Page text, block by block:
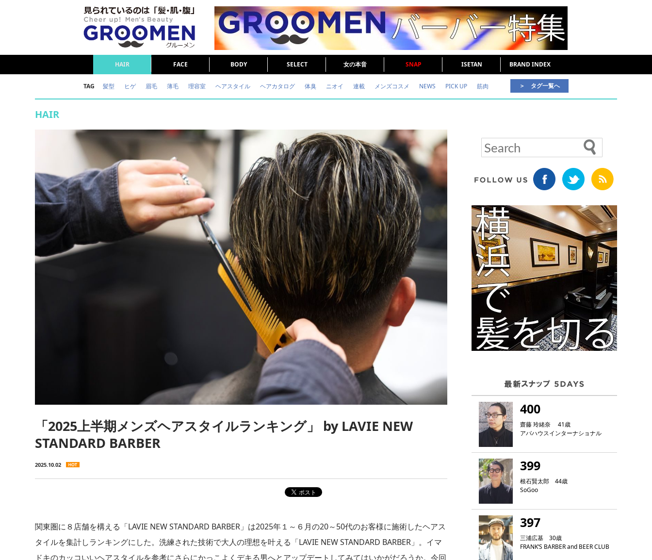
HAIR FACE BODY SELECT 女の本音 SNAP ISETAN BRAND INDEX
TAG 髪型 ヒゲ 眉毛 薄毛 理容室 ヘアスタイル ヘアカタログ 体臭 ニオイ 連載 メンズコスメ NEWS PICK UP 筋肉
理容室
＞ タグ一覧へ
HAIR
「2025上半期メンズヘアスタイルランキング」 by LAVIE NEW
STANDARD BARBER
2025.10.02
関東圏に８店舗を構える「LAVIE NEW STANDARD BARBER」は2025年１～６月の20～50代のお客様に施術したヘアス
タイルを集計しランキングにした。洗練された技術で大人の理想を叶える「LAVIE NEW STANDARD BARBER」。イマ
ドキのカッコいいヘアスタイルを参考にさらにかっこよくデキる男へとアップデートしてみてはいかがだろうか。今回
400
齋藤 玲緒奈 41歳
アバハウスインターナショナル
399
根石賢太郎 44歳
SoGoo
397
三浦広基 30歳
FRANK‘S BARBER and BEER CLUB